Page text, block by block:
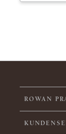
ROWAN